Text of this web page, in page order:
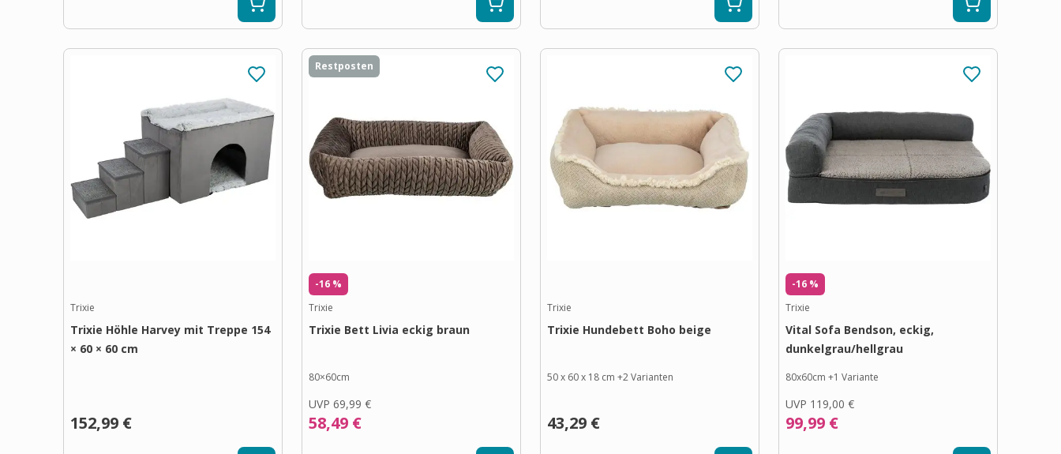
Trixie
Trixie Höhle Harvey mit Treppe 154
× 60 × 60 cm
152,99 €
Restposten
-16 %
Trixie
Trixie Bett Livia eckig braun
80×60cm
UVP 69,99 €
58,49 €
Trixie
Trixie Hundebett Boho beige
50 x 60 x 18 cm +2Varianten
43,29 €
-16 %
Trixie
Vital Sofa Bendson, eckig,
dunkelgrau/hellgrau
80x60cm +1 Variante
UVP 119,00 €
99,99 €